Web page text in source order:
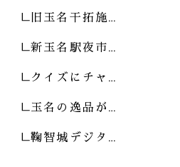
旧玉名干拓施…
新玉名駅夜市…
クイズにチャ…
玉名の逸品が…
鞠智城デジタ…